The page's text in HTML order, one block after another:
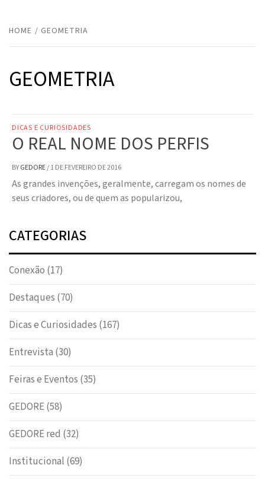
HOME GEOMETRIA
GEOMETRIA
DICAS E CURIOSIDADES
O REAL NOME DOS PERFIS
BYGEDORE/1 DE FEVEREIRO DE 2016
As grandes invenções, geralmente, carregam os nomes de
seus criadores, ou de quem as popularizou,
CATEGORIAS
Conexão (17)
Destaques (70)
Dicas e Curiosidades (167)
Entrevista (30)
Feiras e Eventos (35)
GEDORE(58)
GEDORE red (32)
Institucional (69)